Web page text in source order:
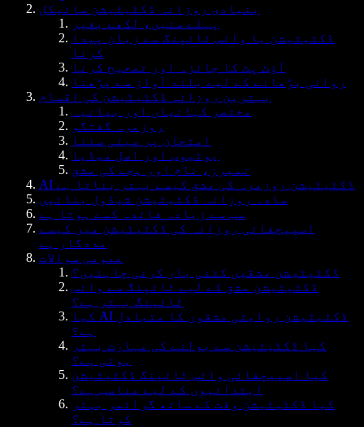
بنیادی روزانہ ڈکٹیٹیشن سائیکل
پہلے سنیں، لکھے بغیر
ڈکٹیٹیشن یا وائس ٹائپنگ سے زبان پیدا
کرنا
آؤٹ پٹ کا جائزہ اور تصحیح کرنا
روانی بڑھانے کے لیے بلند آواز سے پڑھنا
بہترین روزانہ ڈکٹیٹیشن کی اقسام
مختصر کہانیاں اور بیانیہ
روزمرہ گفتگو
امتحان پر مبنی سننا
یوٹیوب اور اصل میڈیا
نمبرز، نام اور ہجے کی مشق
AI ڈکٹیٹیشن روزمرہ کی مشق کیسے بہتر بناتا ہے
سادہ روزانہ ڈکٹیٹیشن شیڈول بنائیں
سب سے زیادہ فائدہ کسے ہوتا ہے
اسپیچفائی روزانہ کی ڈکٹیٹیشن میں کیسے
مددگار ہے
عمومی سوالات
ڈکٹیٹیشن مشقیں کتنی بار کرنی چاہئیں؟
ڈکٹیٹیشن مشق کے لیے ٹائپنگ سے وائس
ٹائپنگ بہتر ہے؟
کیا AI ڈکٹیٹیشن روایتی مشقوں کا متبادل
ہے؟
کیا ڈکٹیٹیشن سے بولنے کی مہارت بہتر
ہوتی ہے؟
کیا اسپیچفائی وائس ٹائپنگ ڈکٹیٹیشن
ابتدائیوں کے لیے مناسب ہے؟
کیا ڈکٹیٹیشن وقت کے ساتھ گرائمر بہتر
کرتا ہے؟